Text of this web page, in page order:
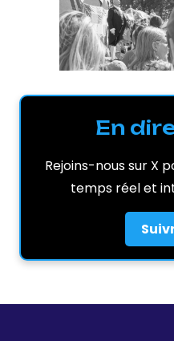
En
Rejoins-nous sur X
temps réel et